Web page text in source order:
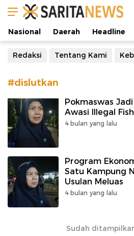
Manifestasi Arus Kebenaran
Nasional Daerah Headline
Redaksi Tentang Kami
#dislutkan
Pokmaswas
Awasi Illegal
4 bulan yang lalu
Program
Satu Kampung
Usulan Meluas
4 bulan yang lalu
Sudah